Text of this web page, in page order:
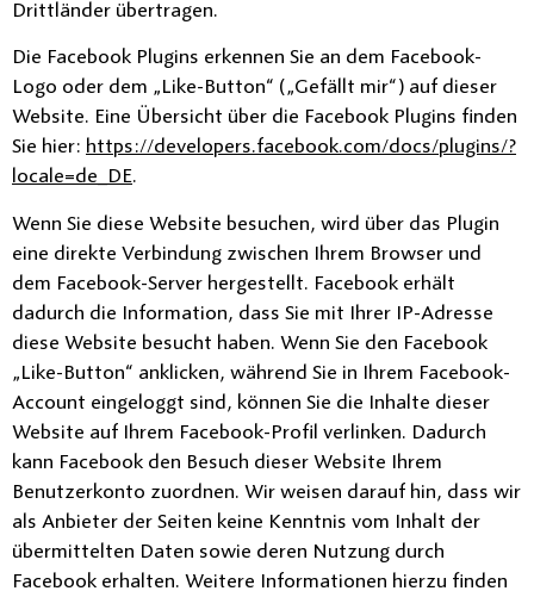
Drittländer übertragen.
Die Facebook Plugins erkennen Sie an dem Facebook-
Logo oder dem „Like-Button“ („Gefällt mir“) auf dieser
Website. Eine Übersicht über die Facebook Plugins finden
Sie hier: https://developers.facebook.com/docs/plugins/?
locale=de_DE.
Wenn Sie diese Website besuchen, wird über das Plugin
eine direkte Verbindung zwischen Ihrem Browser und
dem Facebook-Server hergestellt. Facebook erhält
dadurch die Information, dass Sie mit Ihrer IP-Adresse
diese Website besucht haben. Wenn Sie den Facebook
„Like-Button“ anklicken, während Sie in Ihrem Facebook-
Account eingeloggt sind, können Sie die Inhalte dieser
Website auf Ihrem Facebook-Profil verlinken. Dadurch
kann Facebook den Besuch dieser Website Ihrem
Benutzerkonto zuordnen. Wir weisen darauf hin, dass wir
als Anbieter der Seiten keine Kenntnis vom Inhalt der
übermittelten Daten sowie deren Nutzung durch
Facebook erhalten. Weitere Informationen hierzu finden